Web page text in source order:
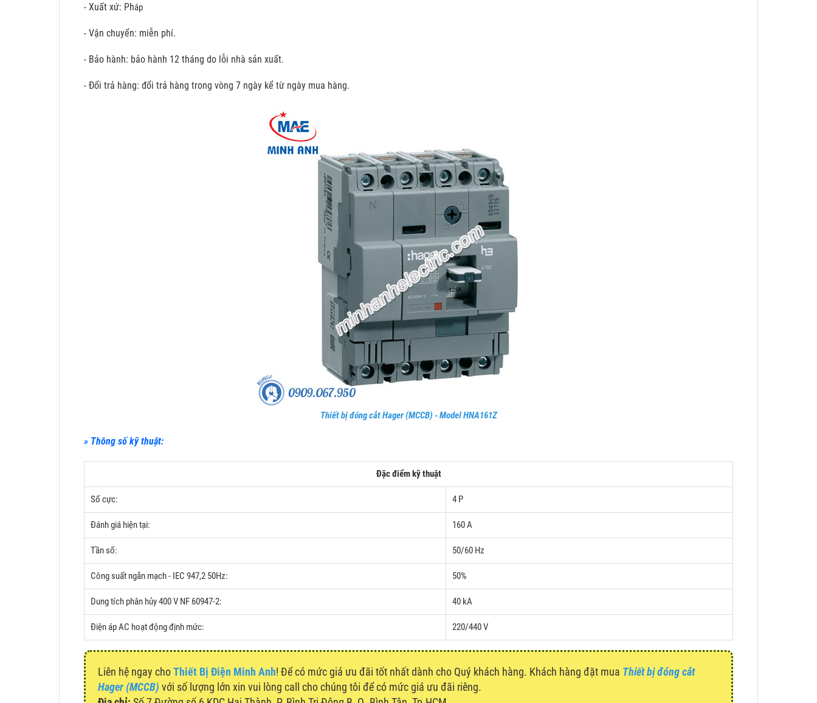
- Xuất xứ: Pháp
- Vận chuyển: miễn phí.
- Bảo hành: bảo hành 12 tháng do lỗi nhà sản xuất.
- Đổi trả hàng: đổi trả hàng trong vòng 7 ngày kể từ ngày mua hàng.
Thiết bị đóng cắt Hager (MCCB) - Model HNA161Z
» Thông số kỹ thuật:
Đặc điểm kỹ thuật
Số cực: 4 P
Đánh giá hiện tại: 160 A
Tần số: 50/60 Hz
Công suất ngắn mạch - IEC 947,2 50Hz: 50%
Dung tích phân hủy 400 V NF 60947-2: 40 kA
Điện áp AC hoạt động định mức: 220/440 V
Liên hệ ngay choThiết Bị Điện Minh Anh! Để có mức giá ưu đãi tốt nhất dành cho Quý khách hàng. Khách hàng đặt mua Thiết bị đóng cắt
Hager (MCCB) với số lượng lớn xin vui lòng call cho chúng tôi để có mức giá ưu đãi riêng.